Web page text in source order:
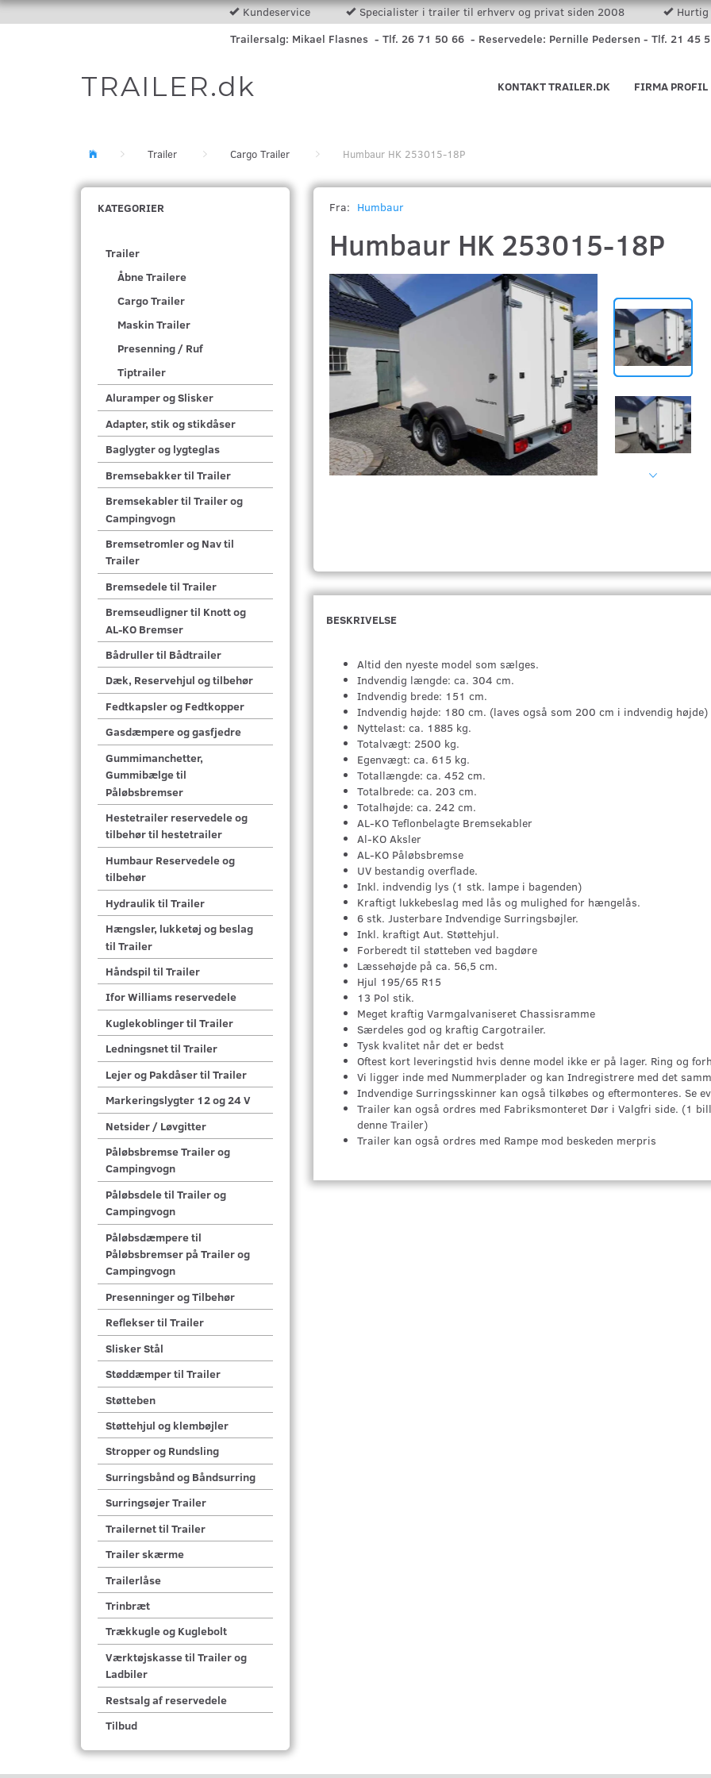
Kundeservice Specialister i trailer til erhverv og privat siden 2008
Hurtig
Trailersalg: Mikael Flasnes - Tlf. 26 71 50 66 - Reservedele: Pernille Pedersen - Tlf. 21 45
TRAILER.dk FIRMA PROFIL
KONTAKT TRAILER.DK
Trailer Cargo Trailer Humbaur HK 253015-18P
KATEGORIER
Trailer
Åbne Trailere
Cargo Trailer
Maskin Trailer
Presenning / Ruf
Tiptrailer
Aluramper og Slisker
Adapter, stik og stikdåser
Baglygter og lygteglas
Bremsebakker til Trailer
Bremsekabler til Trailer og
Campingvogn
Bremsetromler og Nav til
Trailer
Bremsedele til Trailer
Bremseudligner til Knott og
AL-KO Bremser
Bådruller til Bådtrailer
Dæk, Reservehjul og tilbehør
Fedtkapsler og Fedtkopper
Gasdæmpere og gasfjedre
Gummimanchetter,
Gummibælge til
Påløbsbremser
Hestetrailer reservedele og
tilbehør til hestetrailer
Humbaur Reservedele og
tilbehør
Hydraulik til Trailer
Hængsler, lukketøj og beslag
til Trailer
Håndspil til Trailer
Ifor Williams reservedele
Kuglekoblinger til Trailer
Ledningsnet til Trailer
Lejer og Pakdåser til Trailer
Markeringslygter 12 og 24 V
Netsider / Løvgitter
Påløbsbremse Trailer og
Campingvogn
Påløbsdele til Trailer og
Campingvogn
Påløbsdæmpere til
Påløbsbremser på Trailer og
Campingvogn
Presenninger og Tilbehør
Reflekser til Trailer
Slisker Stål
Støddæmper til Trailer
Støtteben
Støttehjul og klembøjler
Stropper og Rundsling
Surringsbånd og Båndsurring
Surringsøjer Trailer
Trailernet til Trailer
Trailer skærme
Trailerlåse
Trinbræt
Trækkugle og Kuglebolt
Værktøjskasse til Trailer og
Ladbiler
Restsalg af reservedele
Tilbud
Fra: Humbaur
Humbaur HK 253015-18P
BESKRIVELSE
Altid den nyeste model som sælges.
Indvendig længde: ca. 304 cm.
Indvendig brede: 151 cm.
Indvendig højde: 180 cm. (laves også som 200 cm i indvendig højde)
Nyttelast: ca. 1885 kg.
Totalvægt: 2500 kg.
Egenvægt: ca. 615 kg.
Totallængde: ca. 452 cm.
Totalbrede: ca. 203 cm.
Totalhøjde: ca. 242 cm.
AL-KO Teflonbelagte Bremsekabler
Al-KO Aksler
AL-KO Påløbsbremse
UV bestandig overflade.
Inkl. indvendig lys (1 stk. lampe i bagenden)
Kraftigt lukkebeslag med lås og mulighed for hængelås.
6 stk. Justerbare Indvendige Surringsbøjler.
Inkl. kraftigt Aut. Støttehjul.
Forberedt til støtteben ved bagdøre
Læssehøjde på ca. 56,5 cm.
Hjul 195/65 R15
13 Pol stik.
Meget kraftig Varmgalvaniseret Chassisramme
Særdeles god og kraftig Cargotrailer.
Tysk kvalitet når det er bedst
Oftest kort leveringstid hvis denne model ikke er på lager. Ring og
Vi ligger inde med Nummerplader og kan Indregistrere med det
Indvendige Surringsskinner kan også tilkøbes og eftermonteres. Se
Trailer kan også ordres med Fabriksmonteret Dør i Valgfri side. (1
denne Trailer)
Trailer kan også ordres med Rampe mod beskeden merpris